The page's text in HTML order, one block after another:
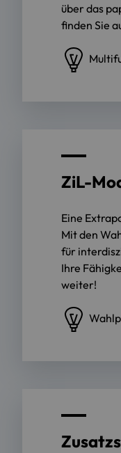
über das
finden Sie
ZiL-
Eine
Mit den
für
Ihre
weiter!